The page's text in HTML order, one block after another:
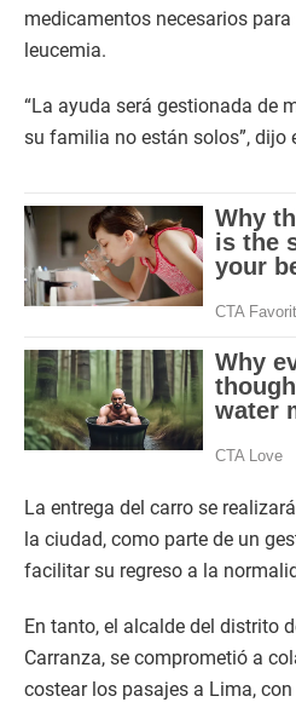
medicamentos necesarios
leucemia.
“La ayuda será gestionada de
su familia no están solos”, dijo
La entrega del carro se
la ciudad, como parte de un
facilitar su regreso a la
En tanto, el alcalde del distrito
Carranza, se comprometió a
costear los pasajes a Lima,